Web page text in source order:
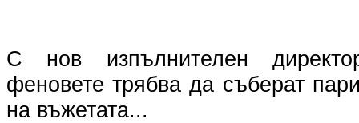
С нов изпълнителен
феновете трябва да съберат
на въжетата...